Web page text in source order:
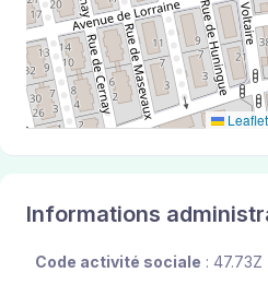
Leaflet
Informations
Code activité sociale : 47.73Z